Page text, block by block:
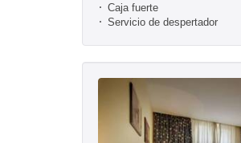
Caja fuerte
Servicio de despertador